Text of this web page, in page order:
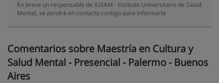
En breve un responsable de IUSAM - Instituto Universitario de Salud
Mental, se pondrá en contacto contigo para informarte
Comentarios sobre Maestría en Cultura y
Salud Mental - Presencial - Palermo - Buenos
Aires